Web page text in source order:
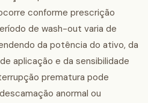
conforme prescrição
de wash-out varia de
da potência do ativo, da
aplicação e da sensibilidade
prematura pode
anormal ou